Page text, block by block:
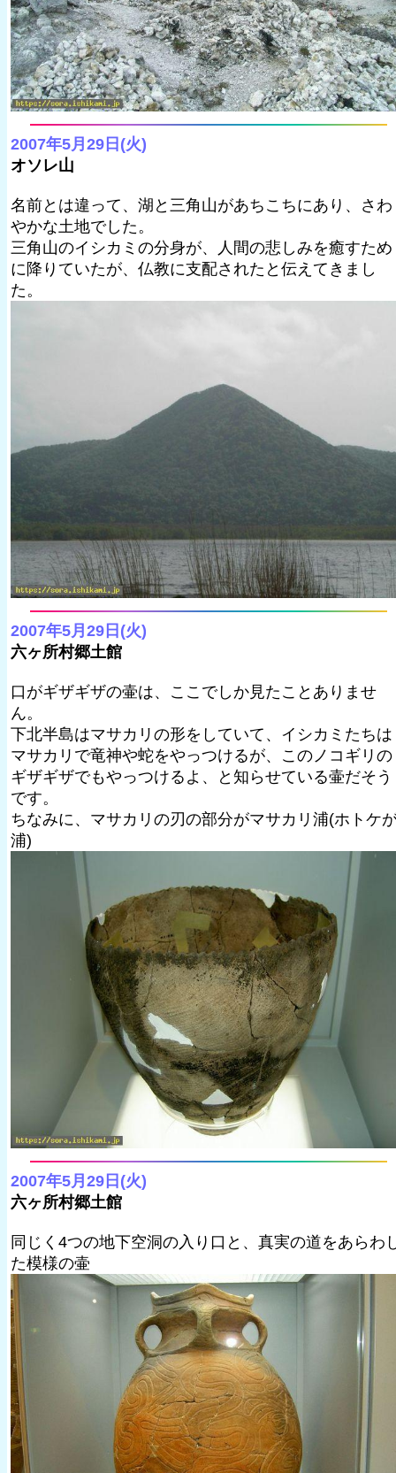
2007年5月29日(火)
オソレ山
名前とは違って、湖と三角山があちこちにあり、さわ
やかな土地でした。
三角山のイシカミの分身が、人間の悲しみを癒すため
に降りていたが、仏教に支配されたと伝えてきまし
た。
2007年5月29日(火)
六ヶ所村郷土館
口がギザギザの壷は、ここでしか見たことありませ
ん。
下北半島はマサカリの形をしていて、イシカミたちは
マサカリで竜神や蛇をやっつけるが、このノコギリの
ギザギザでもやっつけるよ、と知らせている壷だそう
です。
ちなみに、マサカリの刃の部分がマサカリ浦(ホトケ
浦)
2007年5月29日(火)
六ヶ所村郷土館
同じく4つの地下空洞の入り口と、真実の道をあらわ
た模様の壷